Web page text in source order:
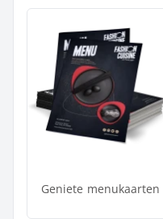
Geniete menukaarten